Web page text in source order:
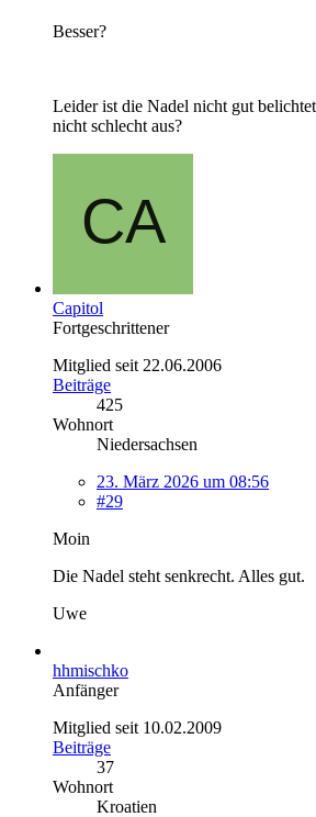
Besser?
Leider ist die Nadel nicht gut
nicht schlecht aus?
Capitol
Fortgeschrittener
Mitglied seit 22.06.2006
Beiträge
425
Wohnort
Niedersachsen
23. März 2026 um 08:56
#29
Moin
Die Nadel steht senkrecht. Alles gut.
Uwe
hhmischko
Anfänger
Mitglied seit 10.02.2009
Beiträge
37
Wohnort
Kroatien